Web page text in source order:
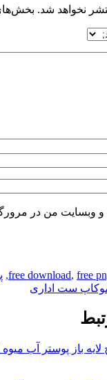
نخواهد شد.
و وبسایت من در
free download, free
,
ست اداری